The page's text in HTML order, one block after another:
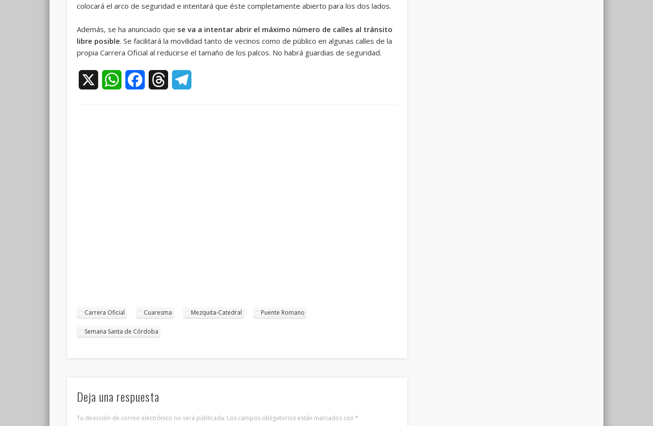
colocará el arco de seguridad e intentará que éste completamente abierto para los dos lados.
Además, se ha anunciado que se va a intentar abrir el máximo número de calles al tránsito
libre posible. Se facilitará la movilidad tanto de vecinos como de público en algunas calles de la
propia Carrera Oficial al reducirse el tamaño de los palcos. No habrá guardias de seguridad.
WhatsAppFacebookThreads
Carrera Oficial Cuaresma Mezquita-Catedral Puente Romano
Semana Santa de Córdoba
Deja una respuesta
Tu dirección de correo electrónico no será publicada. Los campos obligatorios están marcados con*